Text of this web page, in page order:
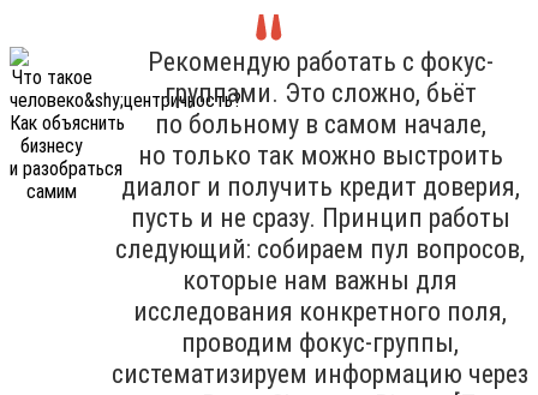
Рекомендую работать с фокус-
группами. Это сложно, бьёт
по больному в самом начале,
но только так можно выстроить
диалог и получить кредит доверия,
пусть и не сразу. Принцип работы
следующий: собираем пул вопросов,
которые нам важны для
исследования конкретного поля,
проводим фокус-группы,
систематизируем информацию через